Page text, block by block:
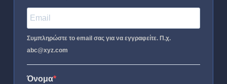
Συμπληρώστε το email σας για να εγγραφείτε. Π.χ.
abc@xyz.com
Όνομα